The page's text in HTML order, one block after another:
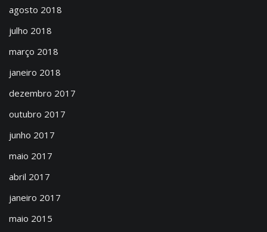
agosto 2018
julho 2018
março 2018
janeiro 2018
dezembro 2017
outubro 2017
junho 2017
maio 2017
abril 2017
janeiro 2017
maio 2015